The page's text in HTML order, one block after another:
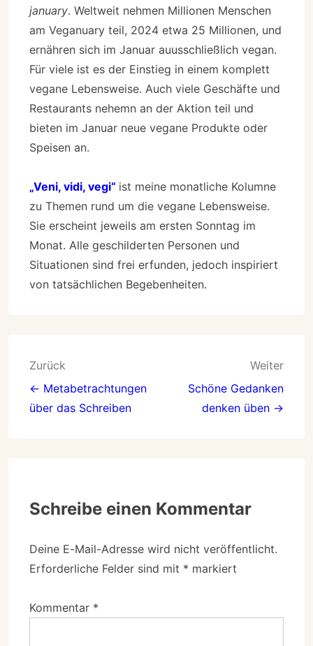
january. Weltweit nehmen Millionen Menschen
am Veganuary teil, 2024 etwa 25 Millionen, und
ernähren sich im Januar auusschließlich vegan.
Für viele ist es der Einstieg in einem komplett
vegane Lebensweise. Auch viele Geschäfte und
Restaurants nehemn an der Aktion teil und
bieten im Januar neue vegane Produkte oder
Speisen an.
„Veni, vidi, vegi“ ist meine monatliche Kolumne
zu Themen rund um die vegane Lebensweise.
Sie erscheint jeweils am ersten Sonntag im
Monat. Alle geschilderten Personen und
Situationen sind frei erfunden, jedoch inspiriert
von tatsächlichen Begebenheiten.
Zurück
← Metabetrachtungen
über das Schreiben
Weiter
Schöne Gedanken
denken üben →
Schreibe einen Kommentar
Deine E-Mail-Adresse wird nicht veröffentlicht.
Erforderliche Felder sind mit * markiert
Kommentar *